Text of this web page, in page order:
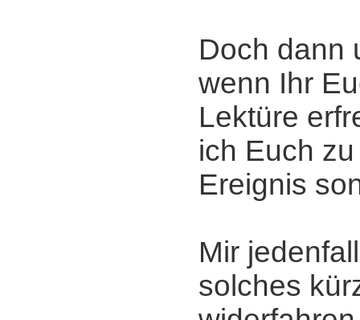
Doch dann
wenn Ihr
Lektüre
ich Euch
Ereignis
Mir
solches